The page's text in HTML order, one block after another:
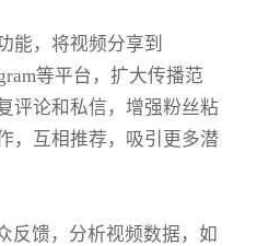
能，将视频分享到
等平台，扩大传播范
评论和私信，增强粉丝粘
，互相推荐，吸引更多潜
反馈，分析视频数据，如